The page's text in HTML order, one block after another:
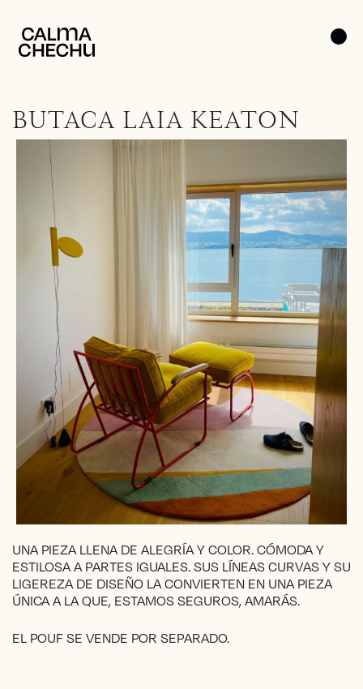
BUTACA LAIA KEATON
UNA PIEZA LLENA DE ALEGRÍA Y COLOR. CÓMODA Y
ESTILOSA A PARTES IGUALES. SUS LÍNEAS CURVAS Y SU
LIGEREZA DE DISEÑO LA CONVIERTEN EN UNA PIEZA
ÚNICA A LA QUE, ESTAMOS SEGUROS, AMARÁS.
EL POUF SE VENDE POR SEPARADO.